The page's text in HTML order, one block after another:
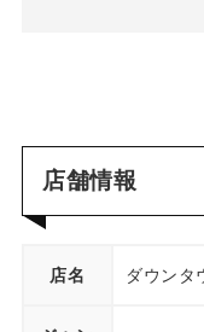
店舗情報
店名 ダウンタ